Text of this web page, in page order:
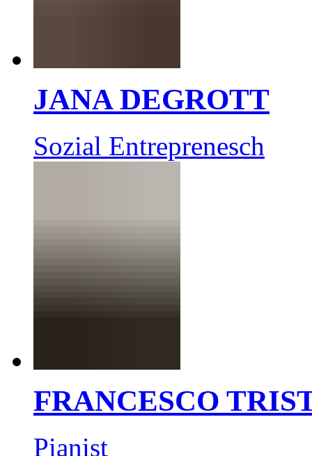
JANA DEGROTT
Sozial Entreprenesch
FRANCESCO
Pianist